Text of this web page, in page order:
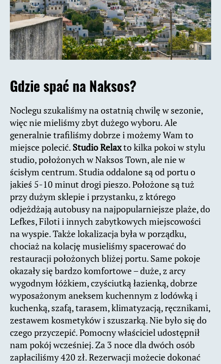
Gdzie spać na Naksos?
Noclegu szukaliśmy na ostatnią chwilę w sezonie,
więc nie mieliśmy zbyt dużego wyboru. Ale
generalnie trafiliśmy dobrze i możemy Wam to
miejsce polecić. Studio Relaxto kilka pokoi w stylu
studio, położonych w Naksos Town, ale nie w
ścisłym centrum. Studia oddalone są od portu o
jakieś 5-10 minut drogi pieszo. Położone są tuż
przy dużym sklepie i przystanku, z którego
odjeżdżają autobusy na najpopularniejsze plaże, do
Lefkes, Filoti i innych zabytkowych miejscowości
na wyspie. Także lokalizacja była w porządku,
chociaż na kolację musieliśmy spacerować do
restauracji położonych bliżej portu. Same pokoje
okazały się bardzo komfortowe – duże, z arcy
wygodnym łóżkiem, czyściutką łazienką, dobrze
wyposażonym aneksem kuchennym z lodówką i
kuchenką, szafą, tarasem, klimatyzacją, ręcznikami,
zestawem kosmetyków i szuszarką. Nie było się do
czego przyczepić. Pomocny właściciel udostępnił
nam pokój wcześniej. Za 3 noce dla dwóch osób
zapłaciliśmy 420 zł. Rezerwacji możecie dokonać